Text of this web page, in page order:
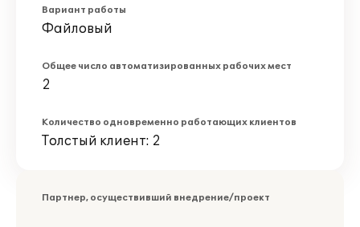
Вариант работы
Файловый
Общее число автоматизированных рабочих мест
2
Количество одновременно работающих клиентов
Толстый клиент: 2
Партнер, осуществивший внедрение/проект